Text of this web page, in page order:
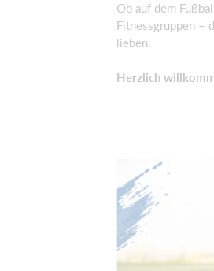
Ob auf dem
Fitnessgruppen –
lieben.
Herzlich